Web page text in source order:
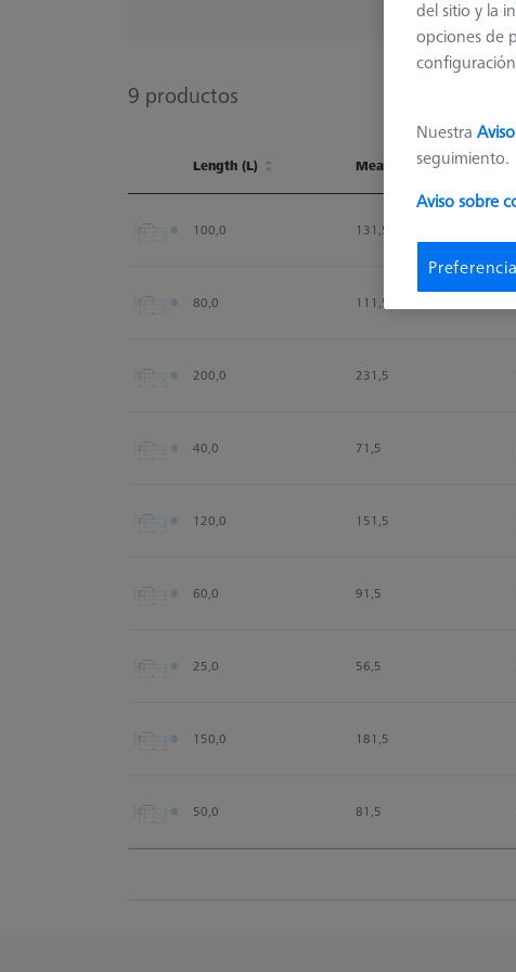
9 productos
Length (L) Measuring Length
Measuring Length
100,0
131,5
80,0 111,5
200,0 231,5
40,0 71,5
120,0 151,5
60,0 91,5
25,0 56,5
150,0 181,5
50,0 81,5
del sitio y la
opciones de
Nuestra
seguimiento.
Aviso sobre